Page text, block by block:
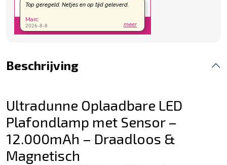
Beschrijving
Ultradunne Oplaadbare LED
Plafondlamp met Sensor –
12.000mAh – Draadloos &
Magnetisch